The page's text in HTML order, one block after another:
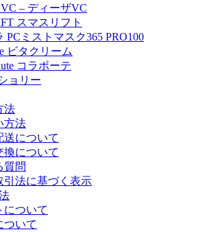
– ディーザVC
スマスリフト
PCミストマスク365 PRO100
ビタクリーム
コラボーテ
ョリー
法
方法
送について
換について
質問
引法に基づく表示
について
ついて